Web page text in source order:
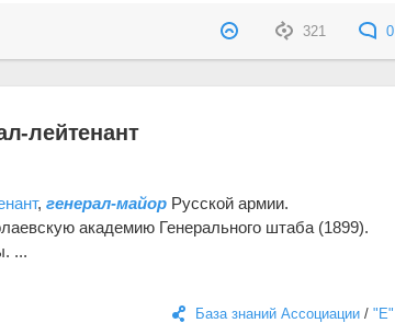
321 0
лейтенант
,генерал-майор Русской армии.
академию Генерального штаба (1899).
...
База знаний Ассоциации/ "Е"